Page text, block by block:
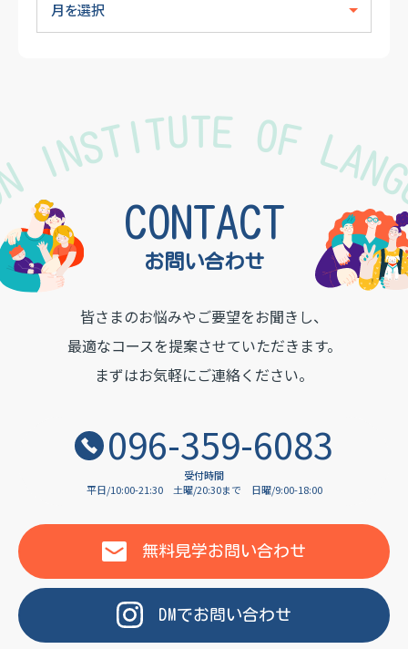
INSTITUTE OF
お問い合わせ
CONTACT
皆さまのお悩みやご要望をお聞きし、
最適なコースを提案させていただきます。
まずはお気軽にご連絡ください。
096-359-6083
受付時間
平日/10:00-21:30
土曜/20:30まで 日曜/9:00-18:00
無料見学お問い合わせ
DMでお問い合わせ